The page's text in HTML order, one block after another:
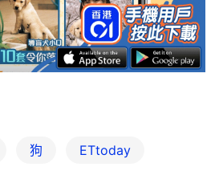
狗 ETtoday